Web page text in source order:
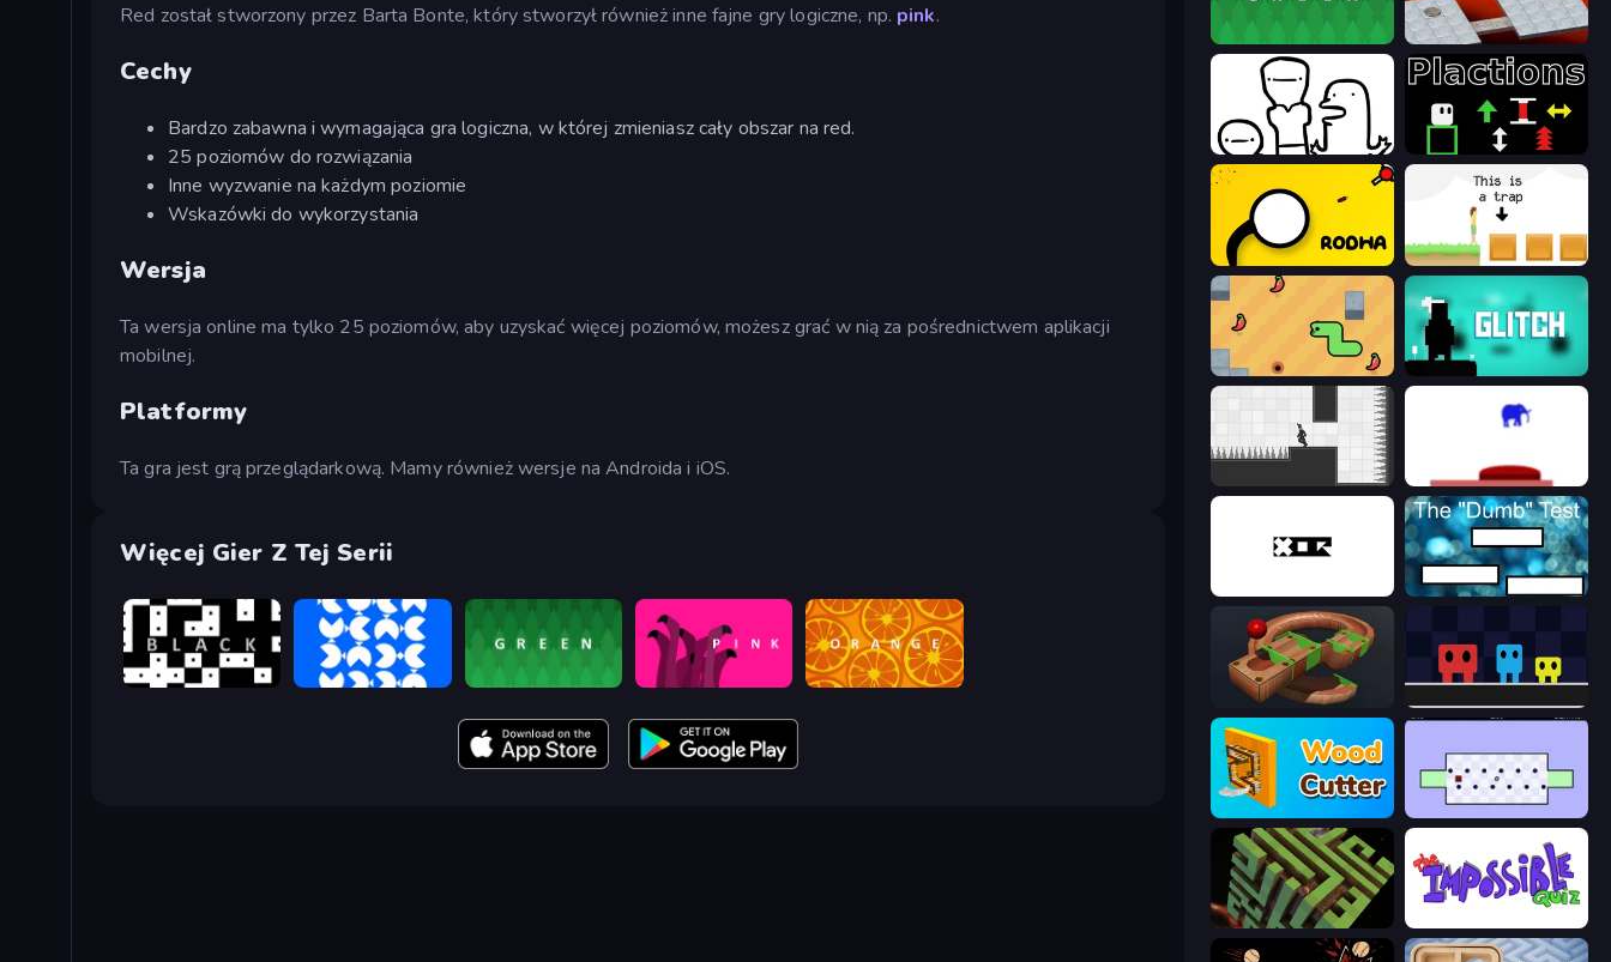
Red został stworzony przez Barta Bonte, który stworzył również inne fajne gry logiczne, np. pink.
Cechy
Bardzo zabawna i wymagająca gra logiczna, w której zmieniasz cały obszar na red.
25 poziomów do rozwiązania
Inne wyzwanie na każdym poziomie
Wskazówki do wykorzystania
Wersja
Ta wersja online ma tylko 25 poziomów, aby uzyskać więcej poziomów, możesz grać w nią za pośrednictwem aplikacji
mobilnej.
Platformy
Ta gra jest grą przeglądarkową. Mamy również wersje na Androida i iOS.
Więcej Gier Z Tej Serii
black blue pink (Bart Bonte) orange
Bloxorz
I Don't Even Know Plactions
Rodha The Unfair Platformer
SSSPICY!
This Is The Only Level
The Dumb Test
Marble Run
Wood Cutter - Saw
Maze Planet 3D